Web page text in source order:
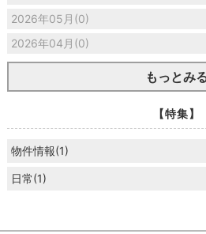
2026年05月(0)
2026年04月(0)
もっとみ
【特集】
物件情報(1)
日常(1)